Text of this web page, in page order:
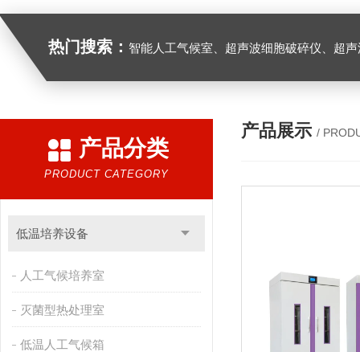
热门搜索： 智能人工气候室、超声波细胞破碎仪、超
产品分类
PRODUCT CATEGORY
低温培养设备
人工气候培养室
灭菌型热处理室
低温人工气候箱
产品展示 /